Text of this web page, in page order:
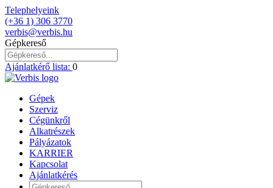
Telephelyeink
(+36 1) 306 3770
verbis@verbis.hu
Gépkereső
Ajánlatkérő lista: 0
Gépek
Szerviz
Cégünkről
Alkatrészek
Pályázatok
KARRIER
Kapcsolat
Ajánlatkérés